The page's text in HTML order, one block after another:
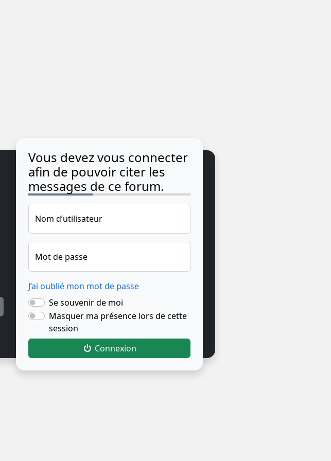
Vous devez vous connecter
afin de pouvoir citer les
messages de ce forum.
Nom d’utilisateur
Mot de passe
J’ai oublié mon mot de passe
Se souvenir de moi
Masquer ma présence lors de cette
session
Connexion